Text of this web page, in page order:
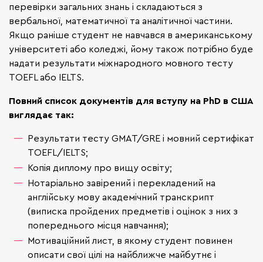
перевірки загальних знань і складаються з
вербальної, математичної та аналітичної частини.
Якщо раніше студент не навчався в американському
університеті або коледжі, йому також потрібно буде
надати результати міжнародного мовного тесту
TOEFL або IELTS.
Повний список документів для вступу на PhD в США
виглядає так:
Результати тесту GMAT/GRE і мовний сертифікат
TOEFL/IELTS;
Копія диплому про вищу освіту;
Нотаріально завірений і перекладений на
англійську мову академічний транскрипт
(виписка пройдених предметів і оцінок з них з
попереднього місця навчання);
Мотиваційний лист, в якому студент повинен
описати свої цілі на найближче майбутнє і